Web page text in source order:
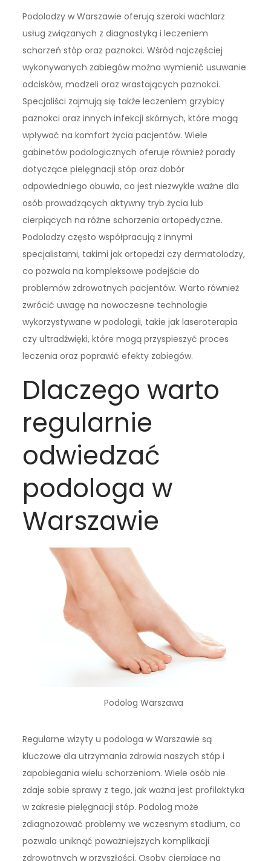
Podolodzy w Warszawie oferują szeroki wachlarz
usług związanych z diagnostyką i leczeniem
schorzeń stóp oraz paznokci. Wśród najczęściej
wykonywanych zabiegów można wymienić usuwanie
odcisków, modzeli oraz wrastających paznokci.
Specjaliści zajmują się także leczeniem grzybicy
paznokci oraz innych infekcji skórnych, które mogą
wpływać na komfort życia pacjentów. Wiele
gabinetów podologicznych oferuje również porady
dotyczące pielęgnacji stóp oraz dobór
odpowiedniego obuwia, co jest niezwykle ważne dla
osób prowadzących aktywny tryb życia lub
cierpiących na różne schorzenia ortopedyczne.
Podolodzy często współpracują z innymi
specjalistami, takimi jak ortopedzi czy dermatolodzy,
co pozwala na kompleksowe podejście do
problemów zdrowotnych pacjentów. Warto również
zwrócić uwagę na nowoczesne technologie
wykorzystywane w podologii, takie jak laseroterapia
czy ultradźwięki, które mogą przyspieszyć proces
leczenia oraz poprawić efekty zabiegów.
Dlaczego warto
regularnie
odwiedzać
podologa w
Warszawie
Podolog Warszawa
Regularne wizyty u podologa w Warszawie są
kluczowe dla utrzymania zdrowia naszych stóp i
zapobiegania wielu schorzeniom. Wiele osób nie
zdaje sobie sprawy z tego, jak ważna jest profilaktyka
w zakresie pielęgnacji stóp. Podolog może
zdiagnozować problemy we wczesnym stadium, co
pozwala uniknąć poważniejszych komplikacji
zdrowotnych w przyszłości. Osoby cierpiące na